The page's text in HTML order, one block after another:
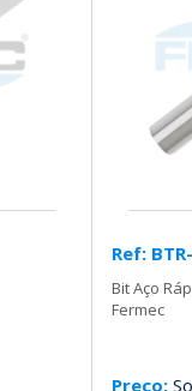
Ref:
Bit Aço
Fermec
Preço: